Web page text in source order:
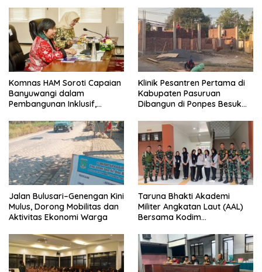
Komnas HAM Soroti Capaian
Banyuwangi dalam
Pembangunan Inklusif,
Nasional
Klinik Pesantren Pertama di
Kabupaten Pasuruan
Dibangun di Ponpes Besuk
Kesehatan Santri
Jalan Bulusari–Genengan Kini
Mulus, Dorong Mobilitas dan
Aktivitas Ekonomi Warga
Taruna Bhakti Akademi
Militer Angkatan Laut (AAL)
Bersama Kodim
Generasi Disiplin dan Berjiwa
Nasionalis